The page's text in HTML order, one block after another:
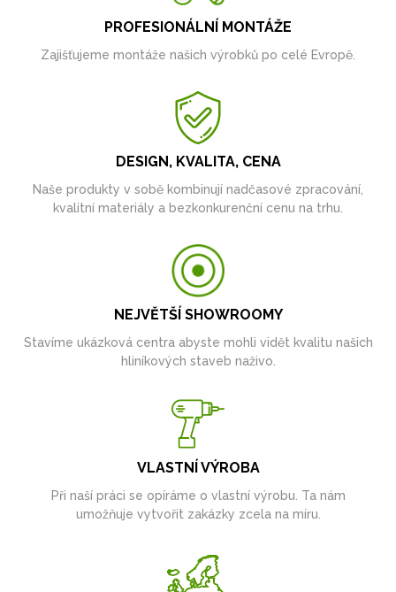
PROFESIONÁLNÍ MONTÁŽE
Zajišťujeme montáže našich výrobků po celé Evropě.
DESIGN, KVALITA, CENA
Naše produkty v sobě kombinují nadčasové zpracování,
kvalitní materiály a bezkonkurenční cenu na trhu.
NEJVĚTŠÍ SHOWROOMY
Stavíme ukázková centra abyste mohli vidět kvalitu našich
hliníkových staveb naživo.
VLASTNÍ VÝROBA
Při naší práci se opíráme o vlastní výrobu. Ta nám
umožňuje vytvořit zakázky zcela na míru.